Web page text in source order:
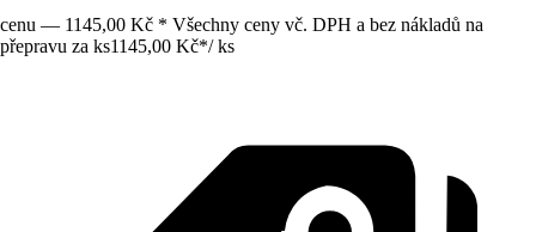
cenu — 1145,00 Kč * Všechny ceny vč. DPH a bez nákladů na
přepravu za ks1145,00 Kč*/ ks